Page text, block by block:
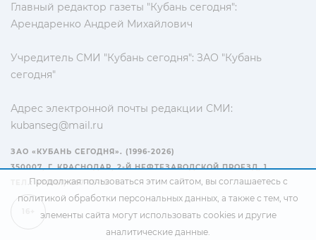
Главный редактор газеты "Кубань сегодня":
Арендаренко Андрей Михайлович
Учредитель СМИ "Кубань сегодня": ЗАО "Кубань
сегодня"
Адрес электронной почты редакции СМИ:
kubanseg@mail.ru
ЗАО «КУБАНЬ СЕГОДНЯ». (1996-2026)
350007, Г. КРАСНОДАР, 2-Й НЕФТЕЗАВОДСКОЙ ПРОЕЗД, 1
ТЕЛ.: +7(861) 267-15-15
Продолжая пользоваться этим сайтом, вы соглашаетесь с
политикой обработки персональных данных, а также с тем, что
элементы сайта могут использовать cookies и другие
аналитические данные.